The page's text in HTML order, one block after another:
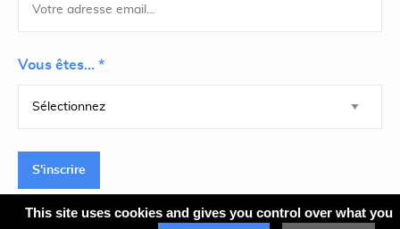
Vous êtes... *
S'inscrire
This site uses cookies and gives you control over what you